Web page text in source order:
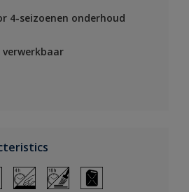
4-seizoenen onderhoud
verwerkbaar